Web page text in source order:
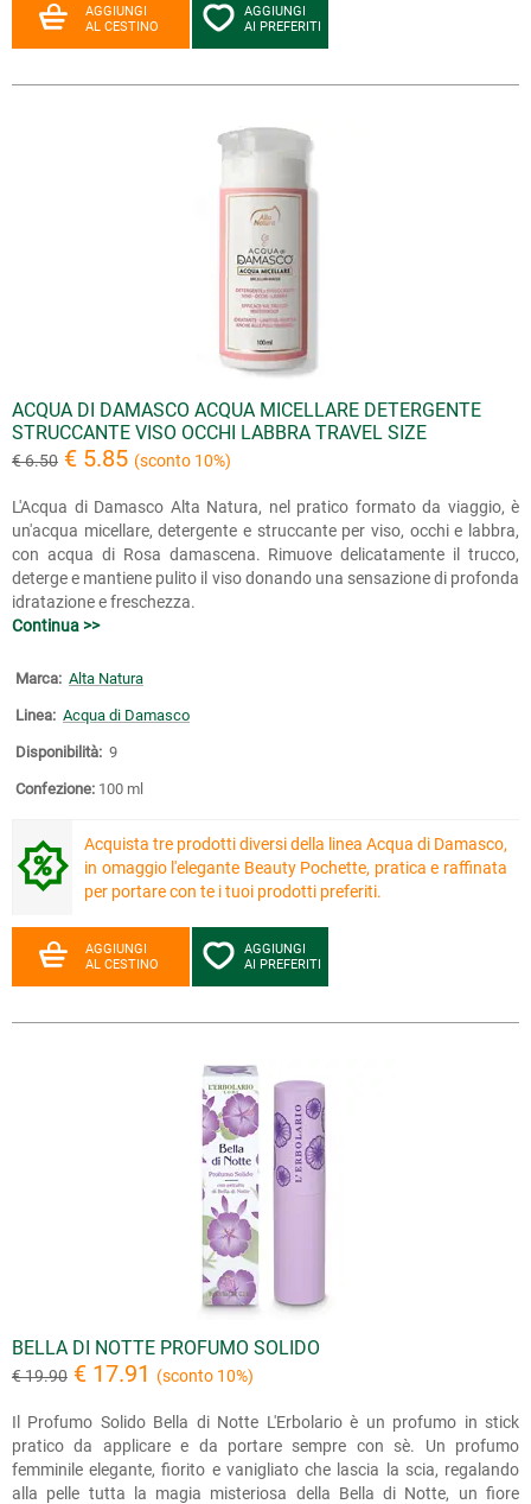
AGGIUNGI
AL CESTINO
AGGIUNGI
AI PREFERITI
ACQUA DI DAMASCO ACQUA MICELLARE DETERGENTE
STRUCCANTE VISO OCCHI LABBRA TRAVEL SIZE
€ 6.50 € 5.85 (sconto 10%)
L'Acqua di Damasco Alta Natura, nel pratico formato da viaggio, è
un'acqua micellare, detergente e struccante per viso, occhi e labbra,
con acqua di Rosa damascena. Rimuove delicatamente il trucco,
deterge e mantiene pulito il viso donando una sensazione di profonda
idratazione e freschezza.
Continua >>
Marca: Alta Natura
Linea: Acqua di Damasco
Disponibilità: 9
Confezione: 100 ml
Acquista tre prodotti diversi della linea Acqua di Damasco,
in omaggio l'elegante Beauty Pochette, pratica e raffinata
per portare con te i tuoi prodotti preferiti.
AGGIUNGI
AL CESTINO
AGGIUNGI
AI PREFERITI
BELLA DI NOTTE PROFUMO SOLIDO
€ 19.90 € 17.91 (sconto 10%)
Il Profumo Solido Bella di Notte L'Erbolario è un profumo in stick
pratico da applicare e da portare sempre con sè. Un profumo
femminile elegante, fiorito e vanigliato che lascia la scia, regalando
alla pelle tutta la magia misteriosa della Bella di Notte, un fiore